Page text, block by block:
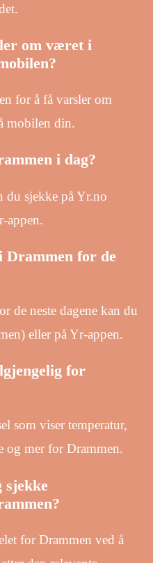
om været i
for å få varsler om
mobilen din.
i dag?
sjekke på Yr.no
appen.
Drammen for de
de neste dagene kan du
eller på Yr-appen.
for
som viser temperatur,
og mer for Drammen.
sjekke
for Drammen ved å